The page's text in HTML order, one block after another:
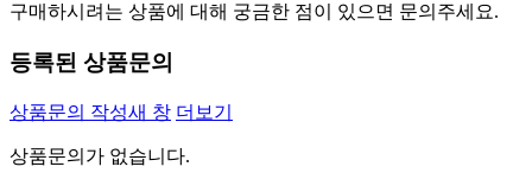
구매하시려는 상품에 대해 궁금한 점이 있으면 문의주세요.
등록된 상품문의
상품문의 작성새 창 더보기
상품문의가 없습니다.